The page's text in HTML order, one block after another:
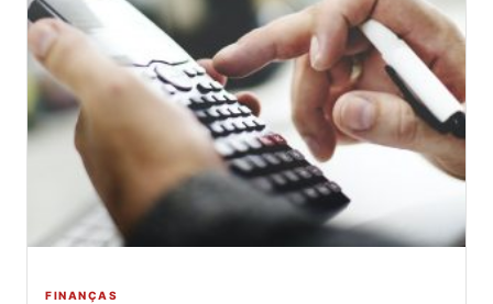
FINANÇAS